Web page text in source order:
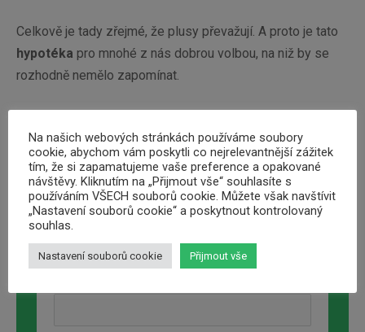
Celkově je tady zřejmé, že plusy převažují. A proto je tato
hypotéka pro mnohé z nás dobrou volbou, na niž by se
rozhodně nemělo zapomínat.
Online formulář – ŽÁDOSTI
Na našich webových stránkách používáme soubory
cookie, abychom vám poskytli co nejrelevantnější zážitek
tím, že si zapamatujeme vaše preference a opakované
návštěvy. Kliknutím na „Přijmout vše“ souhlasíte s
používáním VŠECH souborů cookie. Můžete však navštívit
„Nastavení souborů cookie“ a poskytnout kontrolovaný
souhlas.
Nastavení souborů cookie Přijmout vše